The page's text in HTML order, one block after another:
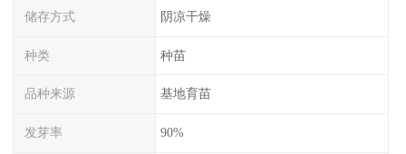
储存方式 阴凉干燥
种类 种苗
品种来源 基地育苗
发芽率 90%